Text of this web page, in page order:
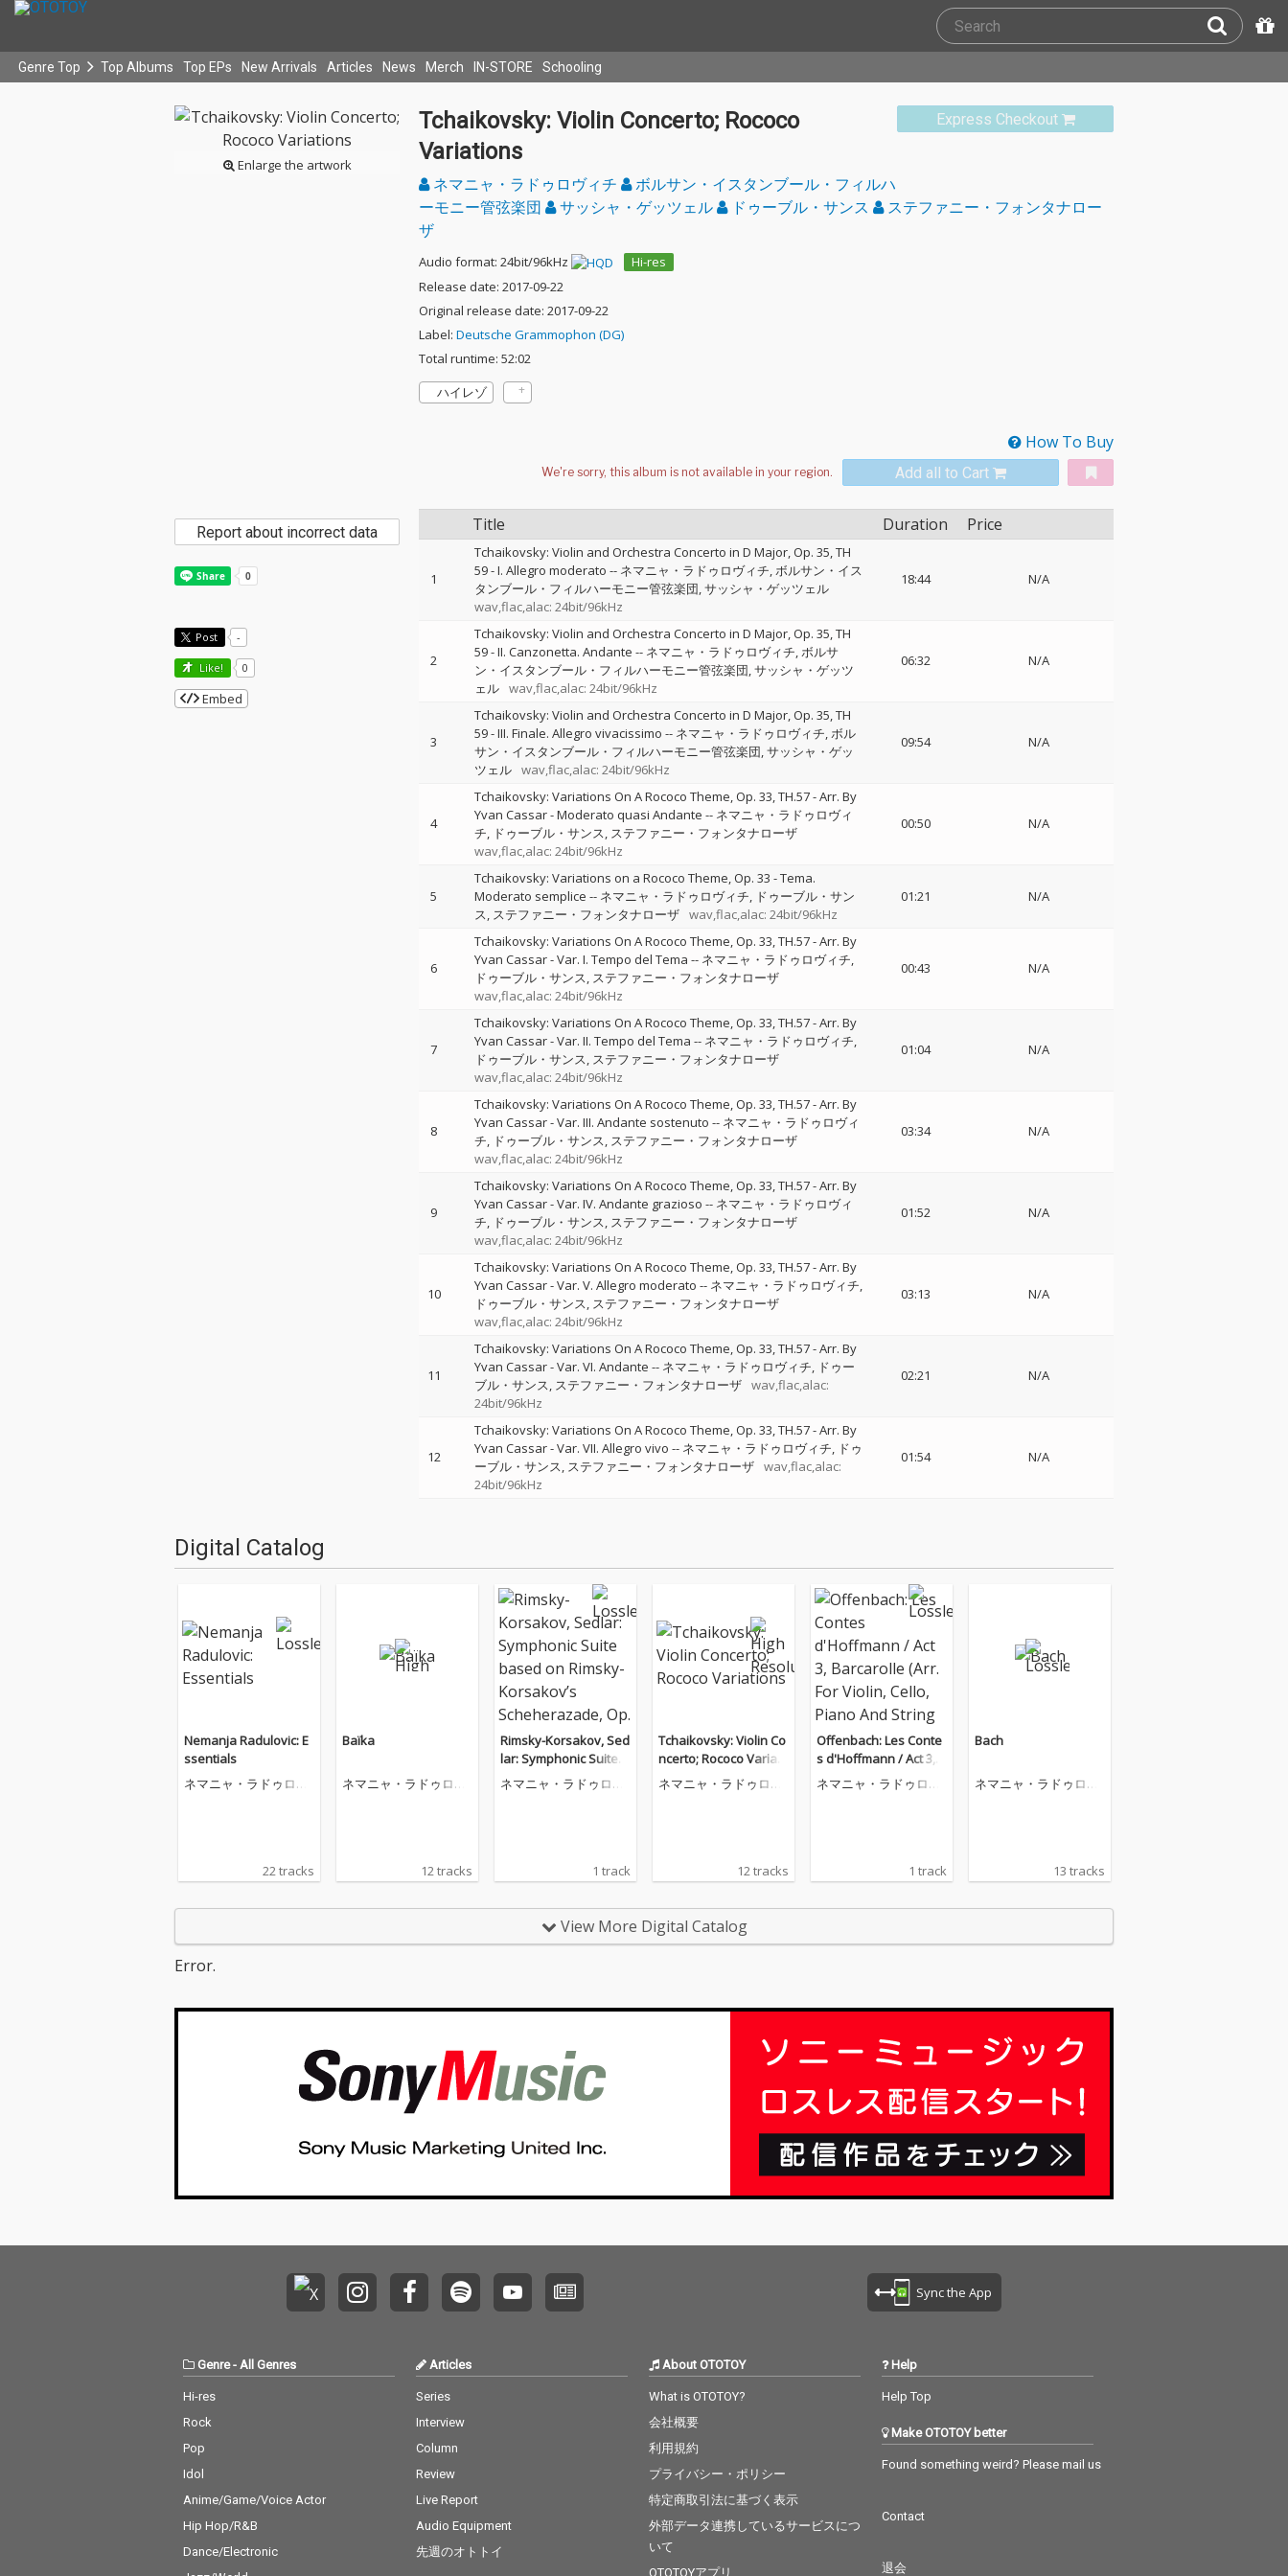
Genre Top Top Albums Top EPs New Arrivals Articles News Merch IN-STORE Schooling
Enlarge the artwork
Express Checkout
Tchaikovsky: Violin Concerto; Rococo
Variations
ネマニャ・ラドゥロヴィチ
ボルサン・イスタンブール・フィルハ
ーモニー管弦楽団
サッシャ・ゲッツェル ドゥーブル・サンス
ステファニー・フォンタナロー
ザ
Audio format: 24bit/96kHz
Hi-res
Release date: 2017-09-22
Original release date: 2017-09-22
Label: Deutsche Grammophon (DG)
Total runtime: 52:02
ハイレゾ
How To Buy
Add all to Cart
Title Duration Price
1
Tchaikovsky: Violin and Orchestra Concerto in D Major, Op. 35, TH
59 - I. Allegro moderato -- ネマニャ・ラドゥロヴィチ ボルサン・イス
タンブール・フィルハーモニー管弦楽団 サッシャ・ゲッツェル
wav,flac,alac: 24bit/96kHz
18:44 N/A
2
Tchaikovsky: Violin and Orchestra Concerto in D Major, Op. 35, TH
59 - II. Canzonetta. Andante -- ネマニャ・ラドゥロヴィチ ボルサ
ン・イスタンブール・フィルハーモニー管弦楽団 サッシャ・ゲッツ
ェル wav,flac,alac: 24bit/96kHz
06:32 N/A
3
Tchaikovsky: Violin and Orchestra Concerto in D Major, Op. 35, TH
59 - III. Finale. Allegro vivacissimo -- ネマニャ・ラドゥロヴィチ ボル
サン・イスタンブール・フィルハーモニー管弦楽団 サッシャ・ゲッ
ツェル wav,flac,alac: 24bit/96kHz
09:54 N/A
4
Tchaikovsky: Variations On A Rococo Theme, Op. 33, TH.57 - Arr. By
Yvan Cassar - Moderato quasi Andante -- ネマニャ・ラドゥロヴィ
チ
ドゥーブル・サンス ステファニー・フォンタナローザ
wav,flac,alac: 24bit/96kHz
00:50 N/A
5
Tchaikovsky: Variations on a Rococo Theme, Op. 33 - Tema.
Moderato semplice -- ネマニャ・ラドゥロヴィチ
ドゥーブル・サン
ス ステファニー・フォンタナローザ wav,flac,alac: 24bit/96kHz
01:21 N/A
6
Tchaikovsky: Variations On A Rococo Theme, Op. 33, TH.57 - Arr. By
Yvan Cassar - Var. I. Tempo del Tema -- ネマニャ・ラドゥロヴィチ
ドゥーブル・サンス ステファニー・フォンタナローザ
wav,flac,alac: 24bit/96kHz
00:43 N/A
7
Tchaikovsky: Variations On A Rococo Theme, Op. 33, TH.57 - Arr. By
Yvan Cassar - Var. II. Tempo del Tema -- ネマニャ・ラドゥロヴィチ
ドゥーブル・サンス ステファニー・フォンタナローザ
wav,flac,alac: 24bit/96kHz
01:04 N/A
8
Tchaikovsky: Variations On A Rococo Theme, Op. 33, TH.57 - Arr. By
Yvan Cassar - Var. III. Andante sostenuto -- ネマニャ・ラドゥロヴィ
チ
ドゥーブル・サンス ステファニー・フォンタナローザ
wav,flac,alac: 24bit/96kHz
03:34 N/A
9
Tchaikovsky: Variations On A Rococo Theme, Op. 33, TH.57 - Arr. By
Yvan Cassar - Var. IV. Andante grazioso -- ネマニャ・ラドゥロヴィ
チ
ドゥーブル・サンス ステファニー・フォンタナローザ
wav,flac,alac: 24bit/96kHz
01:52 N/A
10
Tchaikovsky: Variations On A Rococo Theme, Op. 33, TH.57 - Arr. By
Yvan Cassar - Var. V. Allegro moderato -- ネマニャ・ラドゥロヴィチ
ドゥーブル・サンス ステファニー・フォンタナローザ
wav,flac,alac: 24bit/96kHz
03:13 N/A
11
Tchaikovsky: Variations On A Rococo Theme, Op. 33, TH.57 - Arr. By
Yvan Cassar - Var. VI. Andante -- ネマニャ・ラドゥロヴィチ
ドゥー
ブル・サンス ステファニー・フォンタナローザ wav,flac,alac:
24bit/96kHz
02:21 N/A
12
Tchaikovsky: Variations On A Rococo Theme, Op. 33, TH.57 - Arr. By
Yvan Cassar - Var. VII. Allegro vivo -- ネマニャ・ラドゥロヴィチ
ドゥ
ーブル・サンス ステファニー・フォンタナローザ wav,flac,alac:
24bit/96kHz
01:54 N/A
Report about incorrect data
Post -
Like! 0
Embed
Digital Catalog
Nemanja Radulovic: E
ssentials
ネマニャ・ラドゥロヴ
22 tracks
Baïka
ネマニャ・ラドゥロヴ
12 tracks
Rimsky-Korsakov, Sed
lar: Symphonic Suite b
ased on Rimsky-Korsa
kov’s Scheherazade,
ネマニャ・ラドゥロヴ
1 track
Tchaikovsky: Violin Co
ncerto; Rococo Variati
ons
ネマニャ・ラドゥロヴ
12 tracks
Offenbach: Les Conte
s d'Hoffmann / Act 3, B
arcarolle (Arr. For Violi
n, Cello, Piano And Stri
ネマニャ・ラドゥロヴ
1 track
Bach
ネマニャ・ラドゥロヴ
13 tracks
View More Digital Catalog
Error.
Sync the App
Genre- All Genres
Hi-res
Rock
Pop
Idol
Anime/Game/Voice Actor
Hip Hop/R&B
Dance/Electronic
Articles
Series
Interview
Column
Review
Live Report
Audio Equipment
先週のオトトイ
About OTOTOY
What is OTOTOY?
会社概要
利用規約
プライバシー・ポリシー
特定商取引法に基づく表示
外部データ連携しているサービスにつ
いて
OTOTOYアプリ
Help
Help Top
Make OTOTOY better
Found something weird? Please mail us
Contact
退会